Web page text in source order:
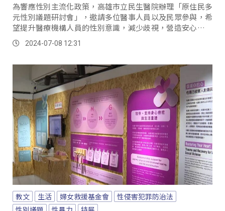
為響應性別主流化政策，高雄市立民生醫院辦理「原住民多
元性別議題研討會」，邀請多位醫事人員以及民眾參與，希
望提升醫療機構人員的性別意識，減少歧視，營造安心的就
醫環境。
2024-07-08 12:31
教文 生活 婦女救援基金會
性侵害犯罪防治法